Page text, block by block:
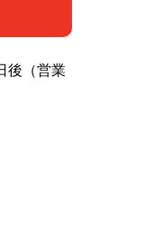
後（営業